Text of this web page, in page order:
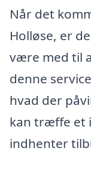
Når det
Holløse, er
være med til
denne
hvad der
kan træffe et
indhenter